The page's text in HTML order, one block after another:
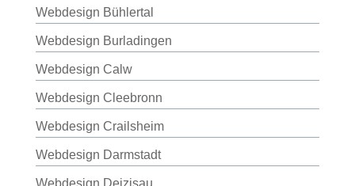
Webdesign Bühlertal
Webdesign Burladingen
Webdesign Calw
Webdesign Cleebronn
Webdesign Crailsheim
Webdesign Darmstadt
Webdesign Deizisau